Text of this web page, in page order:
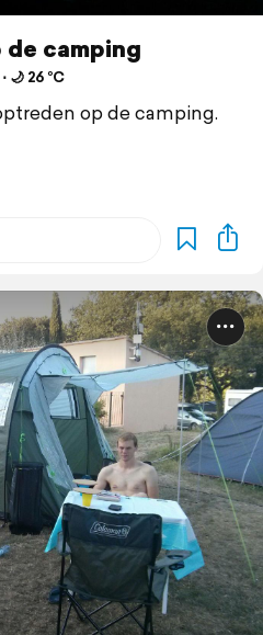
camping
🌙 26 °C
op de camping.